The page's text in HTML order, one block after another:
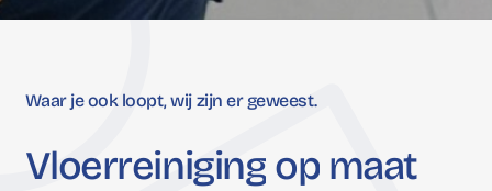
Waar je ook loopt, wij zijn er geweest.
Vloerreiniging op maat